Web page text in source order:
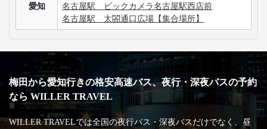
愛知
名古屋駅 ビックカメラ名古屋駅西店前
名古屋駅 太閤通口広場【集合場所】
梅田から愛知行きの格安高速バス、夜行・深夜バスの予約
なら WILLER TRAVEL
WILLER TRAVELでは全国の夜行バス・深夜バスだけでなく、昼